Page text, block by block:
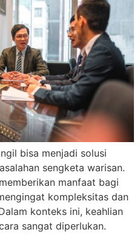
bisa menjadi solusi
sengketa warisan.
manfaat bagi
kompleksitas dan
konteks ini, keahlian
sangat diperlukan.